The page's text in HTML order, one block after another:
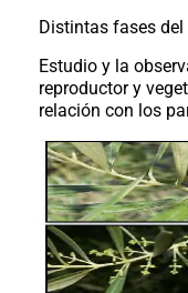
Agroshow
Regístrate
suscríbete
al
Contáctenos
Acuicultura
Agricultura
de
precisión
Apicultura
Avicultura
Distintas fases
Estudio y la
reproductor y
relación con los